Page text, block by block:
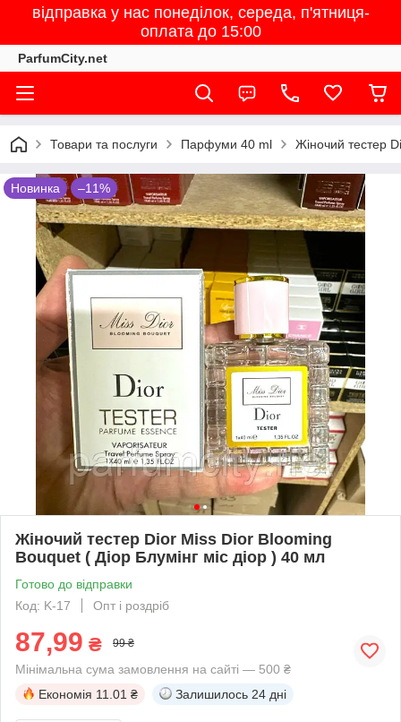
відправка у нас понеділок, середа, п'ятниця-
оплата до 15:00
ParfumCity.net
Товари та послуги Парфуми 40 ml Жіночий тестер
Новинка –11%
Жіночий тестер Dior Miss Dior Blooming
Bouquet ( Діор Блумінг міс діор ) 40 мл
Готово до відправки
Код: K-17
Опт і роздріб
87,99 ₴ 99 ₴
Мінімальна сума замовлення на сайті — 500 ₴
Економія 11.01 ₴ Залишилось 24 дні